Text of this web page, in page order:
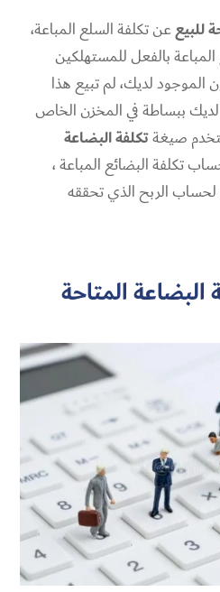
للبيععن تكلفة السلع المباعة،
بالفعل للمستهلكين
لديك، لم تبيع هذا
ببساطة في المخزن الخاص
صيغةتكلفة البضاعة
تكلفة البضائع المباعة ،
لحساب الربح الذي تحققه
المتاحة